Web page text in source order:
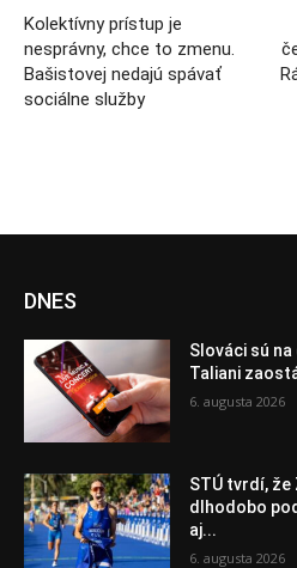
Kolektívny prístup je
nesprávny, chce to zmenu.
Bašistovej nedajú spávať
sociálne služby
DNES
Slováci sú
Taliani
6. augusta 2026
STÚ tvrdí, že
dlhodobo
aj...
6. augusta 2026